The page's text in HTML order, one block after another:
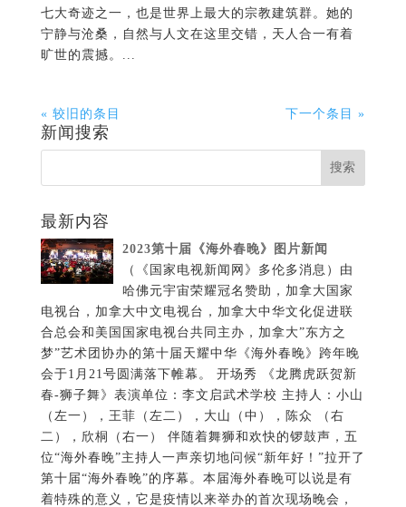
七大奇迹之一，也是世界上最大的宗教建筑群。她的
宁静与沧桑，自然与人文在这里交错，天人合一有着
旷世的震撼。...
« 较旧的条目 下一个条目 »
新闻搜索
最新内容
2023第十届《海外春晚》图片新闻
（《国家电视新闻网》多伦多消息）由
哈佛元宇宙荣耀冠名赞助，加拿大国家
电视台，加拿大中文电视台，加拿大中华文化促进联
合总会和美国国家电视台共同主办，加拿大”东方之
梦”艺术团协办的第十届天耀中华《海外春晚》跨年晚
会于1月21号圆满落下帷幕。 开场秀 《龙腾虎跃贺新
春-狮子舞》表演单位：李文启武术学校 主持人：小山
（左一），王菲（左二），大山（中），陈众 （右
二），欣桐（右一） 伴随着舞狮和欢快的锣鼓声，五
位“海外春晚”主持人一声亲切地问候“新年好！”拉开了
第十届“海外春晚”的序幕。本届海外春晚可以说是有
着特殊的意义，它是疫情以来举办的首次现场晚会，